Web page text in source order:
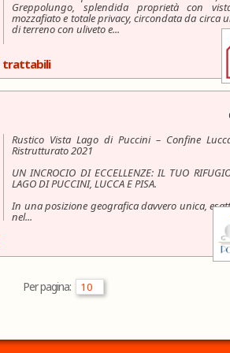
Greppolungo, splendida proprietà con
mozzafiato e totale privacy, circondata da circa
di terreno con uliveto e...
trattabili
Rustico Vista Lago di Puccini – Confine
Ristrutturato 2021
UN INCROCIO DI ECCELLENZE: IL TUO
LAGO DI PUCCINI, LUCCA E PISA.
In una posizione geografica davvero unica,
nel...
Per pagina: